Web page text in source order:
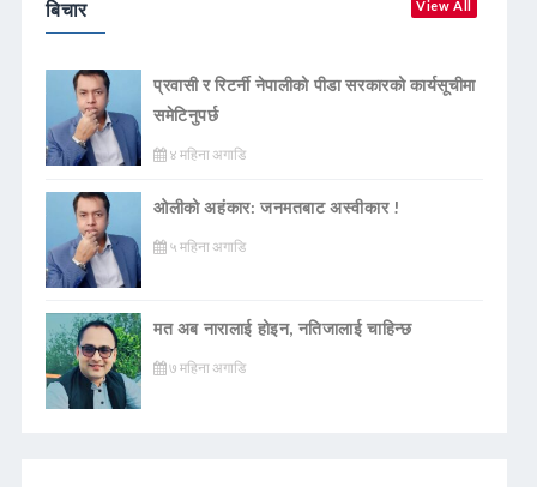
बिचार View All
प्रवासी र रिटर्नी नेपालीको पीडा सरकारको कार्यसूचीमा
समेटिनुपर्छ
४ महिना अगाडि
ओलीको अहंकार: जनमतबाट अस्वीकार !
५ महिना अगाडि
मत अब नारालाई होइन, नतिजालाई चाहिन्छ
७ महिना अगाडि